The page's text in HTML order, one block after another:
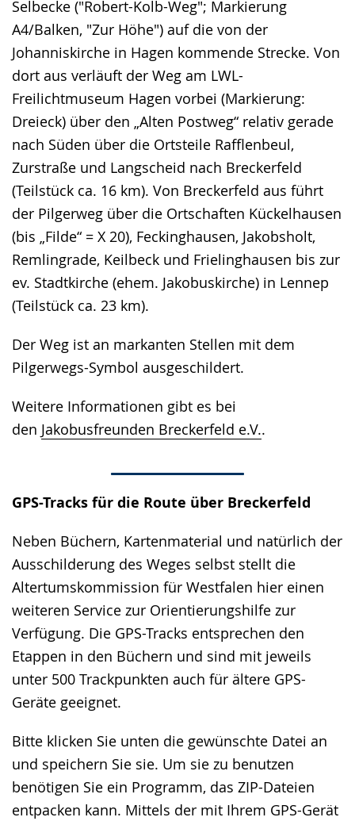
Selbecke ("Robert-Kolb-Weg"; Markierung
A4/Balken, "Zur Höhe") auf die von der
Johanniskirche in Hagen kommende Strecke. Von
dort aus verläuft der Weg am LWL-
Freilichtmuseum Hagen vorbei (Markierung:
Dreieck) über den „Alten Postweg“ relativ gerade
nach Süden über die Ortsteile Rafflenbeul,
Zurstraße und Langscheid nach Breckerfeld
(Teilstück ca. 16 km). Von Breckerfeld aus führt
der Pilgerweg über die Ortschaften Kückelhausen
(bis „Filde“ = X 20), Feckinghausen, Jakobsholt,
Remlingrade, Keilbeck und Frielinghausen bis zur
ev. Stadtkirche (ehem. Jakobuskirche) in Lennep
(Teilstück ca. 23 km).
Der Weg ist an markanten Stellen mit dem
Pilgerwegs-Symbol ausgeschildert.
Weitere Informationen gibt es bei
den Jakobusfreunden Breckerfeld e.V..
GPS-Tracks für die Route über Breckerfeld
Neben Büchern, Kartenmaterial und natürlich der
Ausschilderung des Weges selbst stellt die
Altertumskommission für Westfalen hier einen
weiteren Service zur Orientierungshilfe zur
Verfügung. Die GPS-Tracks entsprechen den
Etappen in den Büchern und sind mit jeweils
unter 500 Trackpunkten auch für ältere GPS-
Geräte geeignet.
Bitte klicken Sie unten die gewünschte Datei an
und speichern Sie sie. Um sie zu benutzen
benötigen Sie ein Programm, das ZIP-Dateien
entpacken kann. Mittels der mit Ihrem GPS-Gerät